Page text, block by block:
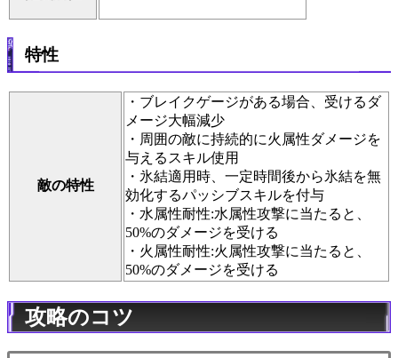
特性
敵の特性
・ブレイクゲージがある場合、受けるダ
メージ大幅減少
・周囲の敵に持続的に火属性ダメージを
与えるスキル使用
・氷結適用時、一定時間後から氷結を無
効化するパッシブスキルを付与
・水属性耐性:水属性攻撃に当たると、
50%のダメージを受ける
・火属性耐性:火属性攻撃に当たると、
50%のダメージを受ける
攻略のコツ